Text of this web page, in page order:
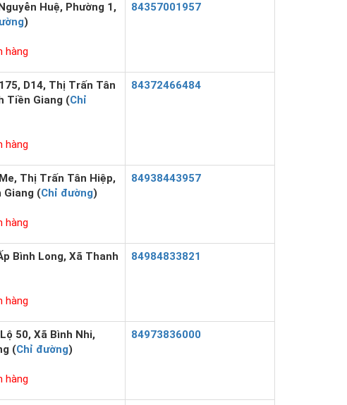
Huệ, Phường 1,
)
hàng
84357001957
D14, Thị Trấn Tân
Tiền Giang (Chỉ
hàng
84372466484
Thị Trấn Tân Hiệp,
Giang (Chỉ đường)
hàng
84938443957
Bình Long, Xã Thanh
hàng
84984833821
50, Xã Bình Nhi,
(Chỉ đường)
hàng
84973836000